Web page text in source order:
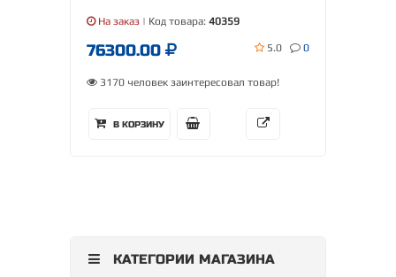
На заказ | Код товара: 40359
76300.00 5.0 0
3170 человек заинтересовал товар!
В КОРЗИНУ
КАТЕГОРИИ МАГАЗИНА